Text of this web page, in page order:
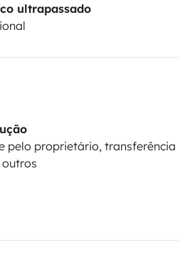
ultrapassado
pelo proprietário, transferência